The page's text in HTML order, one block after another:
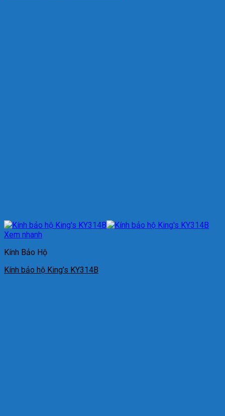
Xem nhanh
Kính Bảo Hộ
Kính bảo hộ King’s KY314B